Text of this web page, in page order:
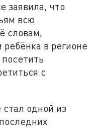
заявила, что
всю
словам,
в регионе
с
одной из